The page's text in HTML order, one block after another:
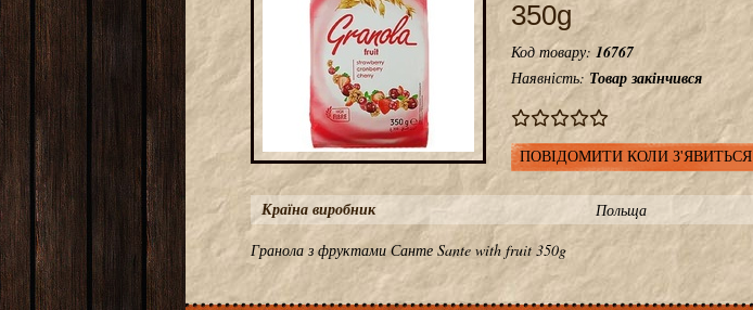
350g
Код товару: 16767
Наявність:Товар закінчився
ПОВІДОМИТИ КОЛИ З'ЯВИТЬСЯ
Країна виробник
Польща
Гранола з фруктами Санте Sante with fruit 350g